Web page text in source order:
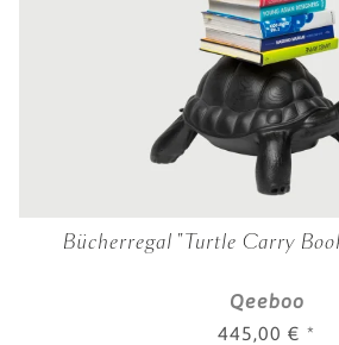
Bücherregal "Turtle Carry
Qeeboo
445,00 € *